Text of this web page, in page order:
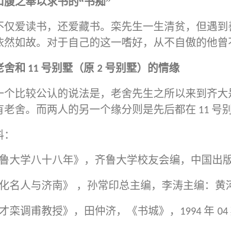
仅爱读书，还爱藏书。栾先生一生清贫，但遇
然如故。对于自己的这一嗜好，从不自傲的他曾
舍和 11 号别墅（原 2 号别墅）的情缘
个比较公认的说法是，老舍先生之所以来到齐
老舍。而两人的另一个缘分则是先后都在 11 号
大学八十八年》，齐鲁大学校友会编，中国出
名人与济南》 ，孙常印总主编，李涛主编：黄
栾调甫教授》，田仲济，《书城》， 1994 年 04